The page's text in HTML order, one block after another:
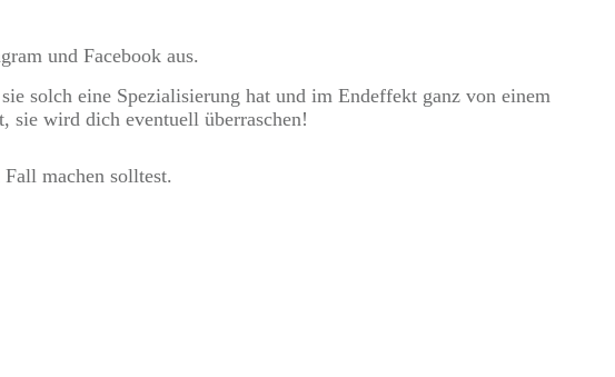
und Facebook aus.
solch eine Spezialisierung hat und im Endeffekt ganz von einem
sie wird dich eventuell überraschen!
machen solltest.